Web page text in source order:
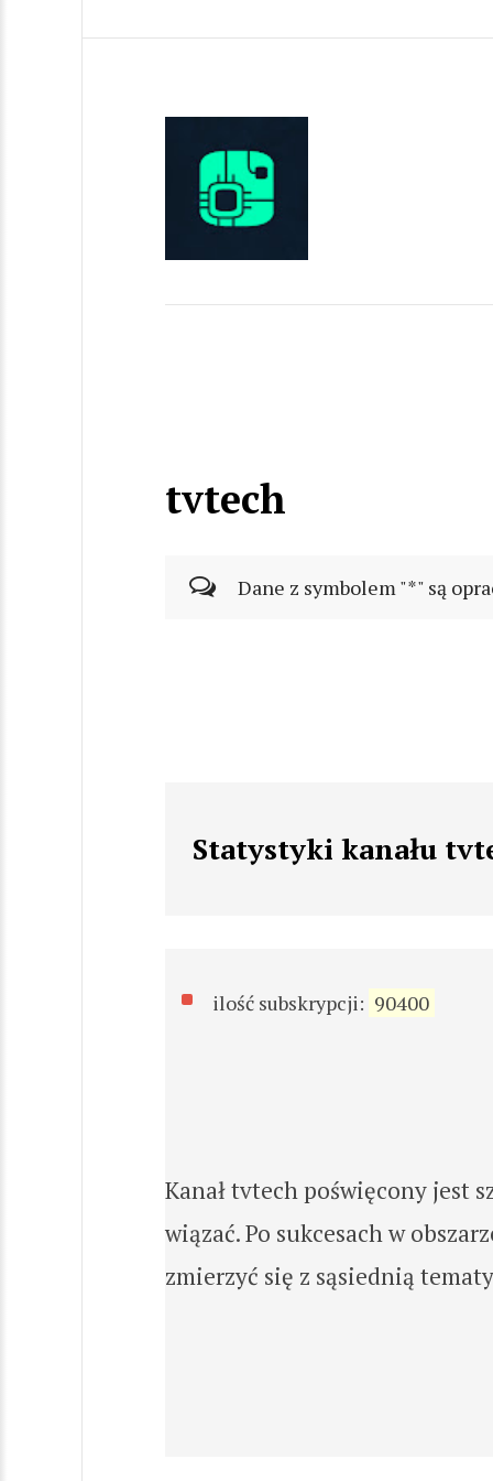
tvtech
Dane z symbolem "*" są
Statystyki kanału
ilość subskrypcji: 90400
Kanał tvtech poświęcony jest
wiązać. Po sukcesach w
zmierzyć się z sąsiednią